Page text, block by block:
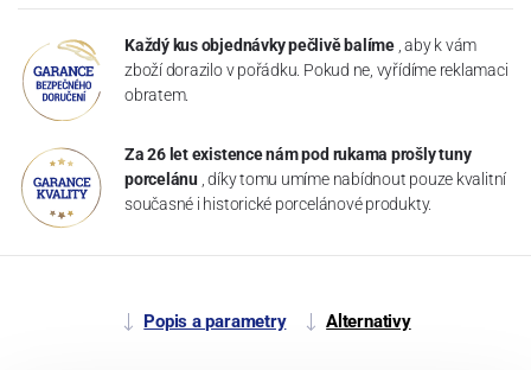
Každý kus objednávky pečlivě balíme , aby k vám
zboží dorazilo v pořádku. Pokud ne, vyřídíme reklamaci
obratem.
Za 26 let existence nám pod rukama prošly tuny
porcelánu , díky tomu umíme nabídnout pouze kvalitní
současné i historické porcelánové produkty.
Popis a parametry Alternativy